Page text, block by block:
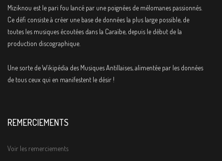
Miziknou est le pari fou lancé par une poignées de mélomanes passionnés.
Ce défi consiste à créer une base de données la plus large possible, de
toutes les musiques écoutées dans la Caraïbe, depuis le début de la
production discographique.
Une sorte de Wikipédia des Musiques Antillaises, alimentée par les données
de tous ceux qui en manifestent le désir !
REMERCIEMENTS
Voir les remerciements